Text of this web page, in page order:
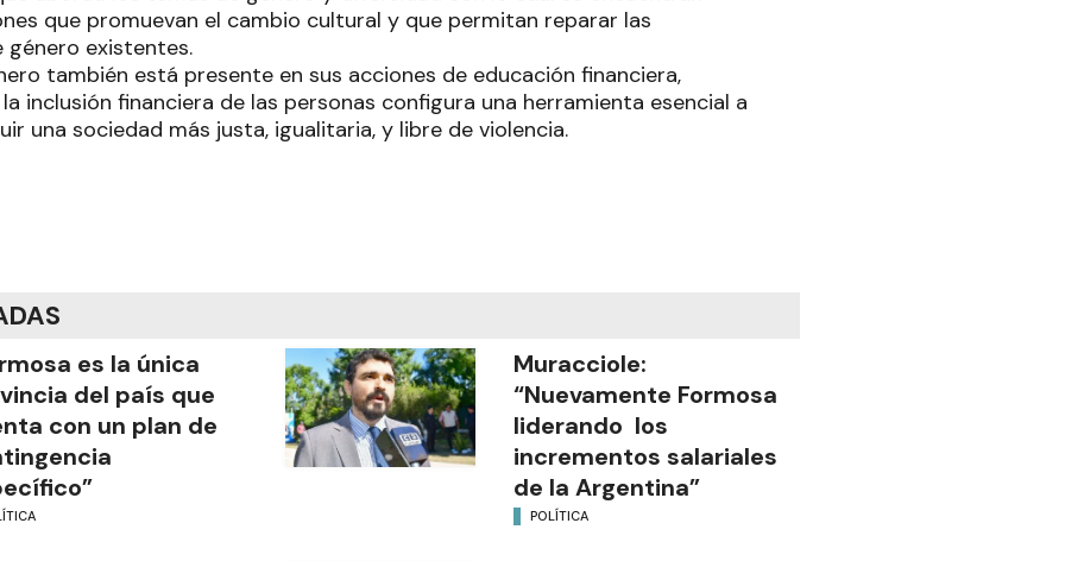
que promuevan el cambio cultural y que permitan reparar las
género existentes.
también está presente en sus acciones de educación financiera,
inclusión financiera de las personas configura una herramienta esencial a
una sociedad más justa, igualitaria, y libre de violencia.
es la única
del país que
con un plan de
Muracciole:
“Nuevamente Formosa
liderando los
incrementos salariales
de la Argentina”
POLÍTICA